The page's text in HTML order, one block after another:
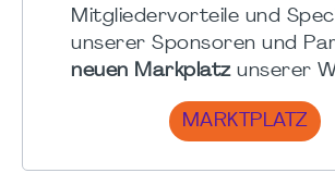
Mitgliedervorteile und
unserer Sponsoren und
neuen Markplatzunserer
MARKTPLATZ